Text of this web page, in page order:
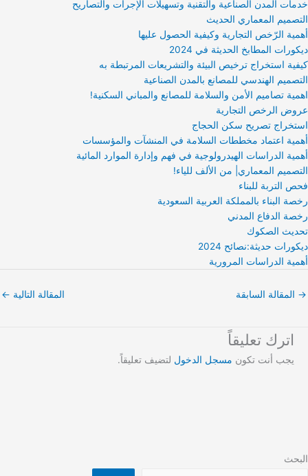
خدمات المدن الصناعية والتقنية وتسهيلات الإجرات والتصاريح
التصميم المعماري الحديث
أهمية الرّخص التجارية وكيفية الحصول عليها
ديكورات المطابخ الحديثة في 2024
كيفية استخراج ترخيص البيئة والتشريعات المرتبطة به
التصميم الهندسي للمصانع بالمدن الصناعية
اهمية تصاميم الأمن والسلامة للمصانع والمباني السكنية!
عروض الرخص التجارية
استخراج تصريح سكن الحجاج
أهمية اعتماد مخططات السلامة في المنشآت والمؤسسات
أهمية الدراسات الهيدرولوجية في فهم وإدارة الموارد المائية
التصميم المعماري| من الألف للياء!
فحص التربة للبناء
رخصة البناء بالمملكة العربية السعودية
رخصة الدفاع المدني
تحديث الصكوك
ديكورات حديثة:نصائح 2024
أهمية الدراسات المرورية
→ المقالة السابقة المقالة التالية ←
اترك تعليقاً
يجب أنت تكون مسجل الدخول لتضيف تعليقاً.
البحث